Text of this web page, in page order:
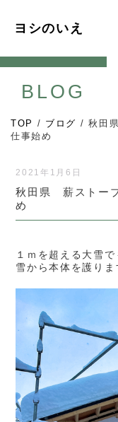
ヨシのいえ
BLOG
TOP / ブログ / 秋田
仕事始め
2021年1月6日
秋田県 薪ストー
め
１ｍを超える大雪
雪から本体を護りま